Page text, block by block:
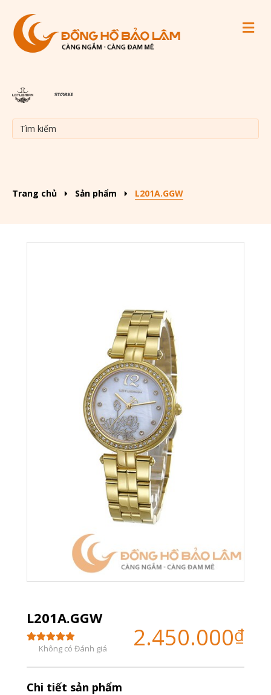
Trang chủ Sản phẩm L201A.GGW
L201A.GGW
Không có Đánh giá 2.450.000₫
Chi tiết sản phẩm